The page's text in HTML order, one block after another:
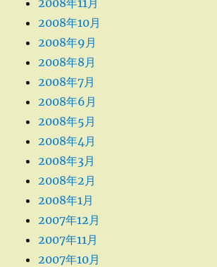
2008年11月
2008年10月
2008年9月
2008年8月
2008年7月
2008年6月
2008年5月
2008年4月
2008年3月
2008年2月
2008年1月
2007年12月
2007年11月
2007年10月